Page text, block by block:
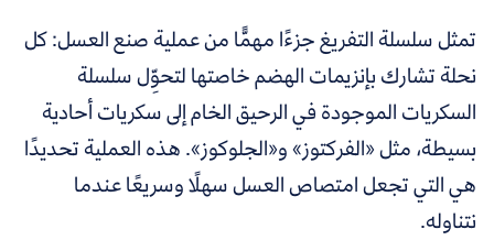
تمثل سلسلة التفريغ جزءًا مهمًّا من عملية صنع العسل: كل
نحلة تشارك بإنزيمات الهضم خاصتها لتحوِّل سلسلة
السكريات الموجودة في الرحيق الخام إلى سكريات أحادية
بسيطة، مثل «الفركتوز» و«الجلوكوز». هذه العملية تحديدًا
هي التي تجعل امتصاص العسل سهلًا وسريعًا عندما
نتناوله.